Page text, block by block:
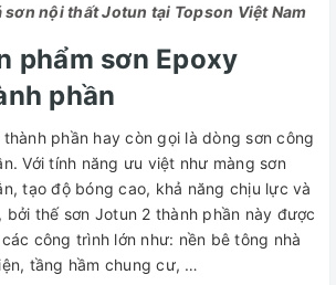
nội thất Jotun tại Topson Việt Nam
phẩm sơn Epoxy
phần
phần hay còn gọi là dòng sơn công
Với tính năng ưu việt như màng sơn
tạo độ bóng cao, khả năng chịu lực và
bởi thế sơn Jotun 2 thành phần này được
công trình lớn như: nền bê tông nhà
tầng hầm chung cư, …